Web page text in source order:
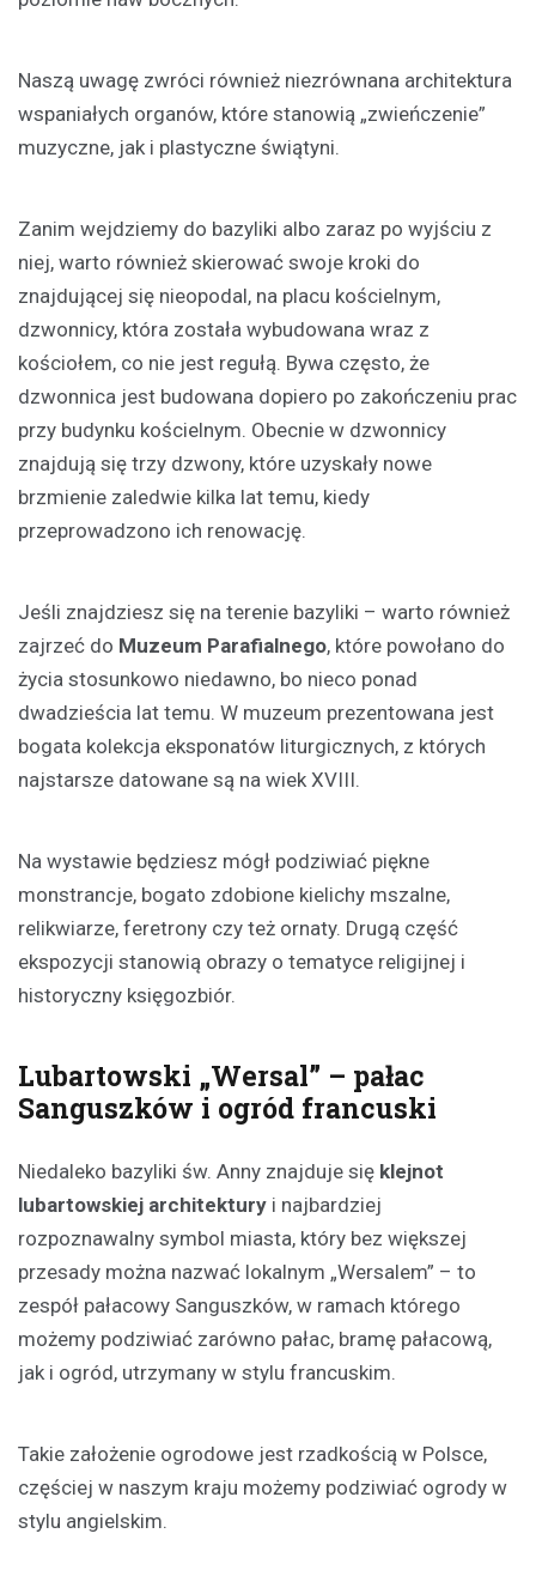
Naszą uwagę zwróci również niezrównana architektura
wspaniałych organów, które stanowią „zwieńczenie”
muzyczne, jak i plastyczne świątyni.
Zanim wejdziemy do bazyliki albo zaraz po wyjściu z
niej, warto również skierować swoje kroki do
znajdującej się nieopodal, na placu kościelnym,
dzwonnicy, która została wybudowana wraz z
kościołem, co nie jest regułą. Bywa często, że
dzwonnica jest budowana dopiero po zakończeniu prac
przy budynku kościelnym. Obecnie w dzwonnicy
znajdują się trzy dzwony, które uzyskały nowe
brzmienie zaledwie kilka lat temu, kiedy
przeprowadzono ich renowację.
Jeśli znajdziesz się na terenie bazyliki – warto również
zajrzeć do Muzeum Parafialnego, które powołano do
życia stosunkowo niedawno, bo nieco ponad
dwadzieścia lat temu. W muzeum prezentowana jest
bogata kolekcja eksponatów liturgicznych, z których
najstarsze datowane są na wiek XVIII.
Na wystawie będziesz mógł podziwiać piękne
monstrancje, bogato zdobione kielichy mszalne,
relikwiarze, feretrony czy też ornaty. Drugą część
ekspozycji stanowią obrazy o tematyce religijnej i
historyczny księgozbiór.
Lubartowski „Wersal” – pałac
Sanguszków i ogród francuski
Niedaleko bazyliki św. Anny znajduje się klejnot
lubartowskiej architektury i najbardziej
rozpoznawalny symbol miasta, który bez większej
przesady można nazwać lokalnym „Wersalem” – to
zespół pałacowy Sanguszków, w ramach którego
możemy podziwiać zarówno pałac, bramę pałacową,
jak i ogród, utrzymany w stylu francuskim.
Takie założenie ogrodowe jest rzadkością w Polsce,
częściej w naszym kraju możemy podziwiać ogrody w
stylu angielskim.